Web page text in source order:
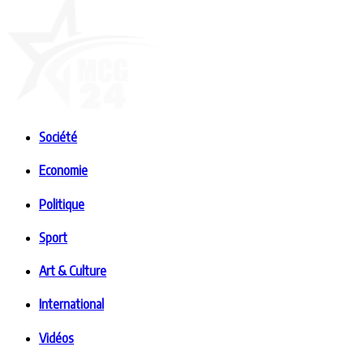
Société
Economie
Politique
Sport
Art & Culture
International
Vidéos